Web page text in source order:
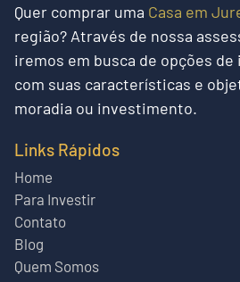
Quer comprar uma Casa em
região? Através de nossa
iremos em busca de opções
com suas características e
moradia ou investimento.
Links Rápidos
Home
Para Investir
Contato
Blog
Quem Somos